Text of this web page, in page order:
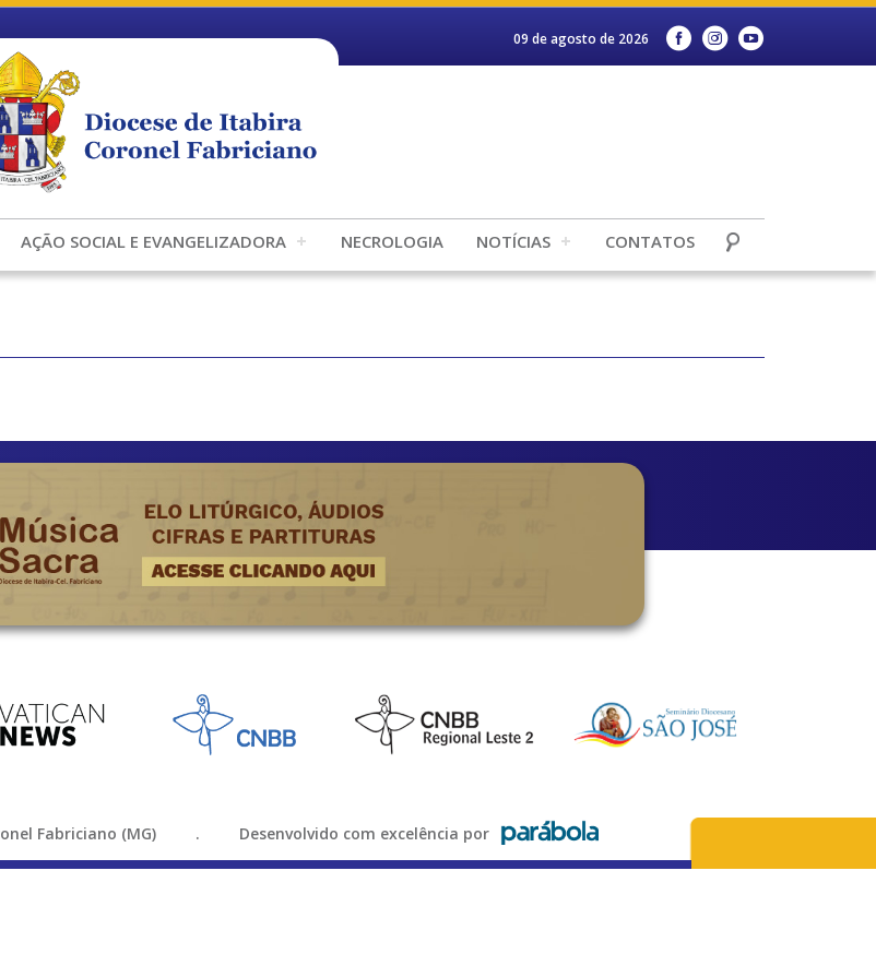
09 de agosto de 2026
AÇÃO SOCIAL E EVANGELIZADORA NECROLOGIA NOTÍCIAS CONTATOS
Fabriciano (MG) . Desenvolvido com excelência por